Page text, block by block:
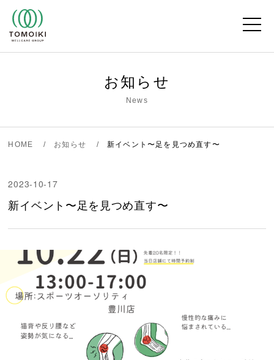
content
お知らせ
News
HOME お知らせ 新イベント〜足を見つめ直す〜
2023-10-17
新イベント〜足を見つめ直す〜